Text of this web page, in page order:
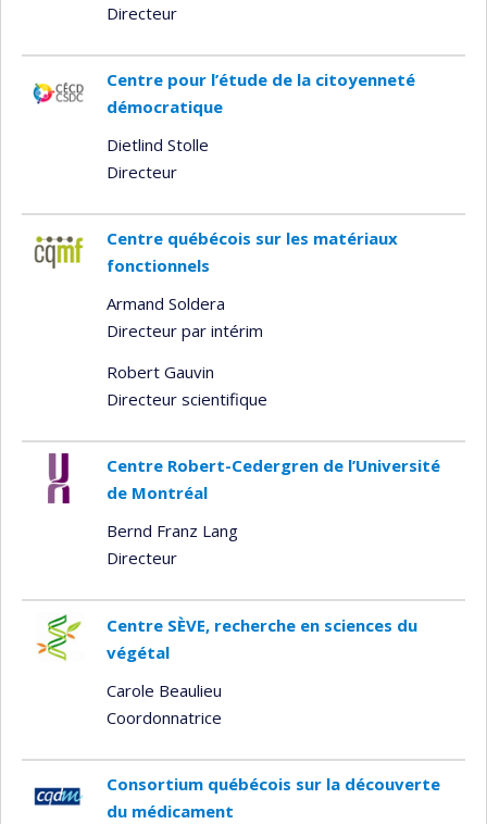
Directeur
Centre pour l’étude de la citoyenneté
démocratique
Dietlind Stolle
Directeur
Centre québécois sur les matériaux
fonctionnels
Armand Soldera
Directeur par intérim
Robert Gauvin
Directeur scientifique
Centre Robert-Cedergren de l’Université
de Montréal
Bernd Franz Lang
Directeur
Centre SÈVE, recherche en sciences du
végétal
Carole Beaulieu
Coordonnatrice
Consortium québécois sur la découverte
du médicament